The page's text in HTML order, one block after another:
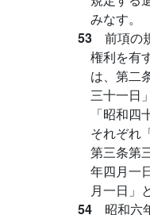
みなす。
53 前項の
権利を有
は、第二
三十一日
「昭和
それぞれ
第三条第
年四月一
月一日」
54 昭和六